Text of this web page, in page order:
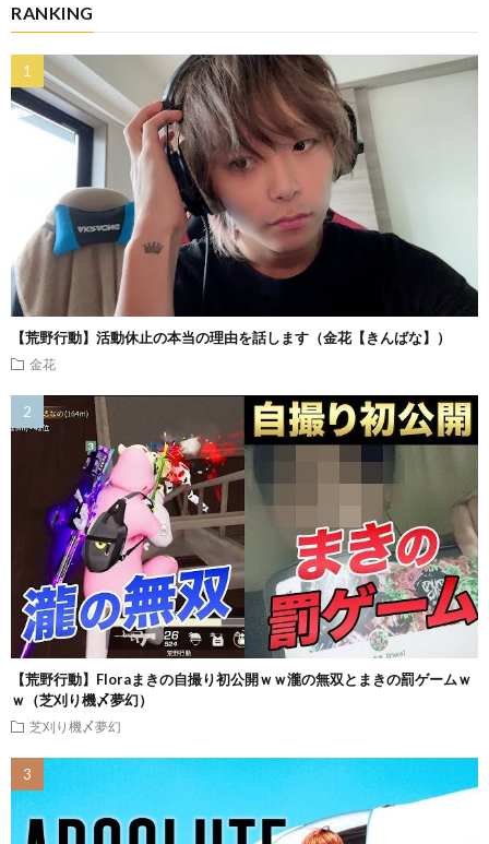
RANKING
【荒野行動】活動休止の本当の理由を話します（金花【きんばな】）
金花
【荒野行動】Floraまきの自撮り初公開ｗｗ瀧の無双とまきの罰ゲームｗ
ｗ（芝刈り機〆夢幻）
芝刈り機〆夢幻